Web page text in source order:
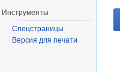
Инструменты
Спецстраницы
Версия для печати